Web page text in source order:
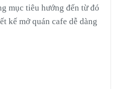
mục tiêu hướng đến từ đó
kế mở quán cafe dễ dàng